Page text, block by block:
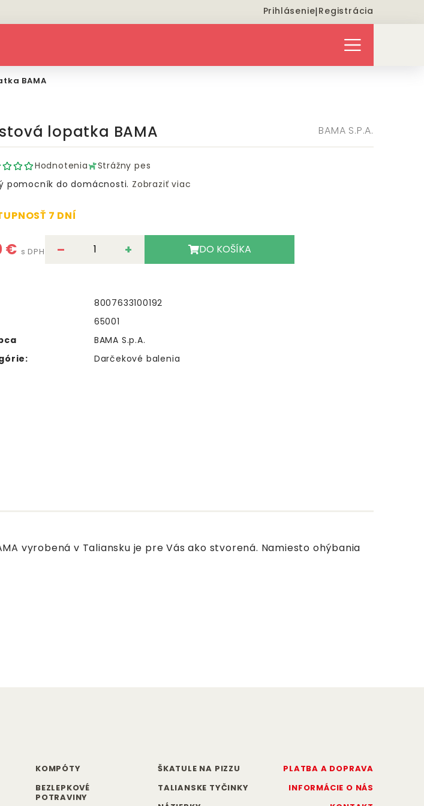
Prihlásenie|Registrácia
BAMA
lopatka BAMA BAMA S.P.A.
Hodnotenia
Strážny pes
pomocník do domácnosti. Zobraziť viac
7 DNÍ
€ s DPH – + DO KOŠÍKA
8007633100192
65001
BAMA S.p.A.
Darčekové balenia
vyrobená v Taliansku je pre Vás ako stvorená. Namiesto ohýbania
KOMPÓTY
BEZLEPKOVÉ
POTRAVINY
ŠKATULE NA PIZZU
TALIANSKE TYČINKY
PLATBA A DOPRAVA
INFORMÁCIE O NÁS